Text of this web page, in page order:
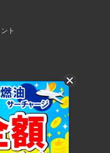
ト
Entertainment, Inc.